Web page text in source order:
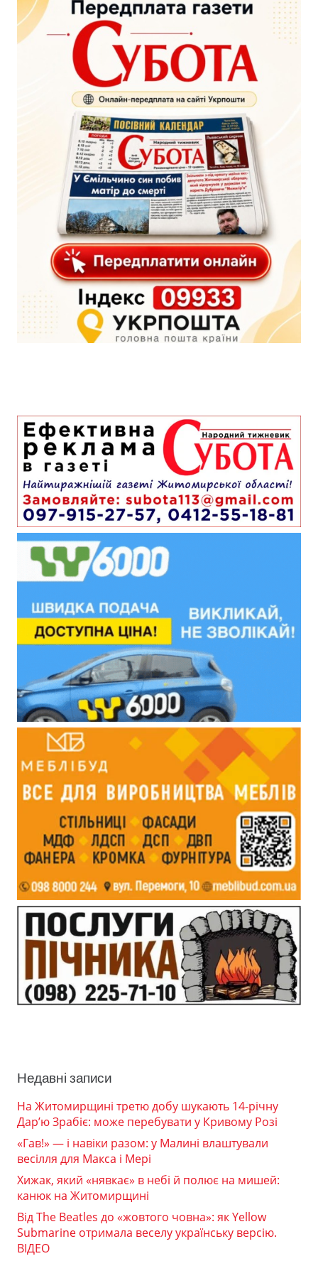
Недавні записи
На Житомирщині третю добу шукають 14-річну
Дар’ю Зрабіє: може перебувати у Кривому Розі
«Гав!» — і навіки разом: у Малині влаштували
весілля для Макса і Мері
Хижак, який «нявкає» в небі й полює на мишей:
канюк на Житомирщині
Від The Beatles до «жовтого човна»: як Yellow
Submarine отримала веселу українську версію.
ВІДЕО